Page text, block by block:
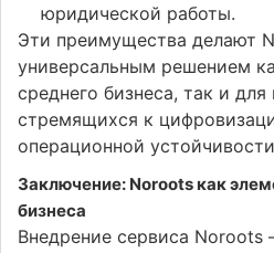
юридической работы.
Эти преимущества делают
универсальным решением
среднего бизнеса, так и
стремящихся к
операционной
Заключение: Noroots как
бизнеса
Внедрение сервиса Noroots